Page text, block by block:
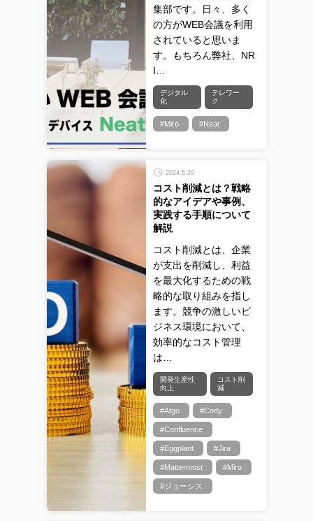
集部です。日々、多く
の方がWEB会議を利用
されていると思いま
す。もちろん弊社、NR
I…
デジタル
化
テレワー
ク
#Miro #Neat
2024.6.20
コスト削減とは？戦略
的なアイデアや事例、
実践する手順について
解説
コスト削減とは、企業
が支出を削減し、利益
を最大化するための戦
略的な取り組みを指し
ます。競争の激しいビ
ジネス環境において、
効率的なコスト管理
は…
開発生産性
向上
コスト削
減
#Atgo #Cody
#Confluence
#Eggplant #Jira
#Mattermost #Miro
#ジョーシス